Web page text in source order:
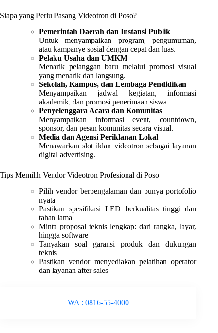
Siapa yang Perlu Pasang Videotron di Poso?
Pemerintah Daerah dan Instansi Publik
Untuk menyampaikan program, pengumuman,
atau kampanye sosial dengan cepat dan luas.
Pelaku Usaha dan UMKM
Menarik pelanggan baru melalui promosi visual
yang menarik dan langsung.
Sekolah, Kampus, dan Lembaga Pendidikan
Menyampaikan jadwal kegiatan, informasi
akademik, dan promosi penerimaan siswa.
Penyelenggara Acara dan Komunitas
Menyampaikan informasi event, countdown,
sponsor, dan pesan komunitas secara visual.
Media dan Agensi Periklanan Lokal
Menawarkan slot iklan videotron sebagai layanan
digital advertising.
Tips Memilih Vendor Videotron Profesional di Poso
Pilih vendor berpengalaman dan punya portofolio
nyata
Pastikan spesifikasi LED berkualitas tinggi dan
tahan lama
Minta proposal teknis lengkap: dari rangka, layar,
hingga software
Tanyakan soal garansi produk dan dukungan
teknis
Pastikan vendor menyediakan pelatihan operator
dan layanan after sales
WA : 0816-55-4000